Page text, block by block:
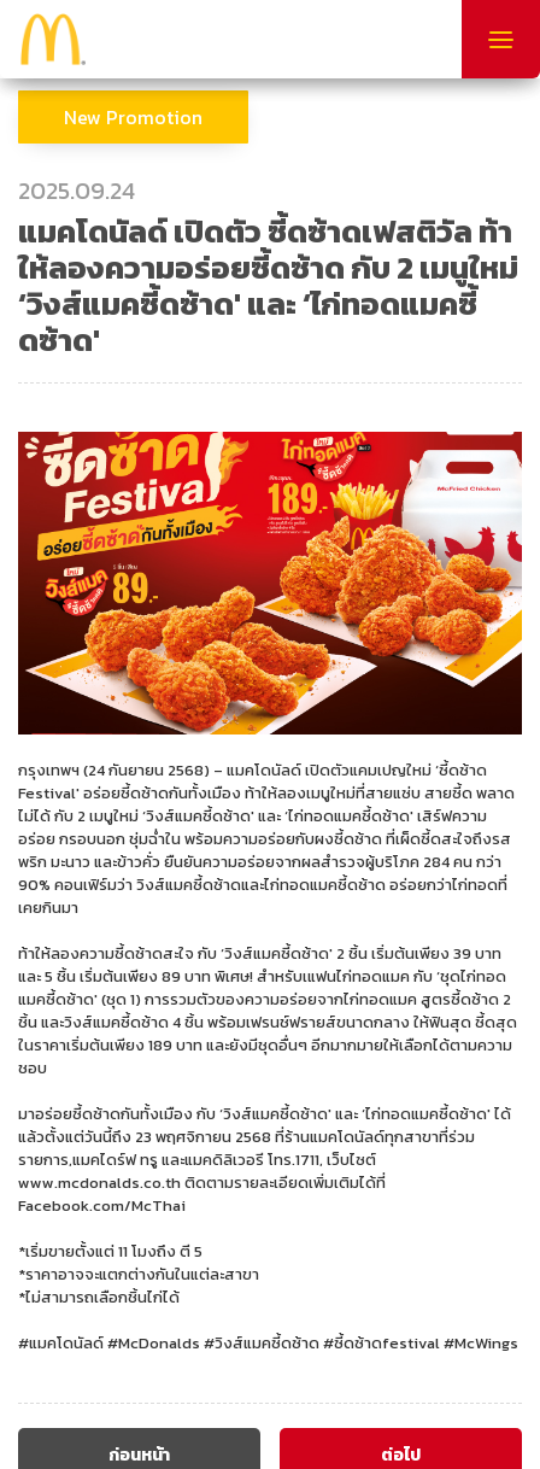
New Promotion
2025.09.24
แมคโดนัลด์ เปิดตัว ซี้ดซ้าดเฟสติวัล ท้า
ให้ลองความอร่อยซี้ดซ้าด กับ 2 เมนูใหม่
‘วิงส์แมคซี้ดซ้าด' และ ‘ไก่ทอดแมคซี้
ดซ้าด'
กรุงเทพฯ (24 กันยายน 2568) – แมคโดนัลด์ เปิดตัวแคมเปญใหม่ ‘ซี้ดซ้าด
Festival' อร่อยซี้ดซ้าดกันทั้งเมือง ท้าให้ลองเมนูใหม่ที่สายแซ่บ สายซี้ด พลาด
ไม่ได้ กับ 2 เมนูใหม่ ‘วิงส์แมคซี้ดซ้าด' และ ‘ไก่ทอดแมคซี้ดซ้าด' เสิร์ฟความ
อร่อย กรอบนอก ชุ่มฉ่ำใน พร้อมความอร่อยกับผงซี้ดซ้าด ที่เผ็ดซี้ดสะใจถึงรส
พริก มะนาว และข้าวคั่ว ยืนยันความอร่อยจากผลสำรวจผู้บริโภค 284 คน กว่า
90% คอนเฟิร์มว่า วิงส์แมคซี้ดซ้าดและไก่ทอดแมคซี้ดซ้าด อร่อยกว่าไก่ทอดที่
เคยกินมา
ท้าให้ลองความซี้ดซ้าดสะใจ กับ ‘วิงส์แมคซี้ดซ้าด' 2 ชิ้น เริ่มต้นเพียง 39 บาท
และ 5 ชิ้น เริ่มต้นเพียง 89 บาท พิเศษ! สำหรับเแฟนไก่ทอดแมค กับ ‘ชุดไก่ทอด
แมคซี้ดซ้าด' (ชุด 1) การรวมตัวของความอร่อยจากไก่ทอดแมค สูตรซี้ดซ้าด 2
ชิ้น และวิงส์แมคซี้ดซ้าด 4 ชิ้น พร้อมเฟรนช์ฟรายส์ขนาดกลาง ให้ฟินสุด ซี้ดสุด
ในราคาเริ่มต้นเพียง 189 บาท และยังมีชุดอื่นๆ อีกมากมายให้เลือกได้ตามความ
ชอบ
มาอร่อยซี้ดซ้าดกันทั้งเมือง กับ ‘วิงส์แมคซี้ดซ้าด' และ ‘ไก่ทอดแมคซี้ดซ้าด' ได้
แล้วตั้งแต่วันนี้ถึง 23 พฤศจิกายน 2568 ที่ร้านแมคโดนัลด์ทุกสาขาที่ร่วม
รายการ,แมคไดร์ฟ ทรู และแมคดิลิเวอรี โทร.1711, เว็บไซต์
www.mcdonalds.co.th ติดตามรายละเอียดเพิ่มเติมได้ที่
Facebook.com/McThai
*เริ่มขายตั้งแต่ 11 โมงถึง ตี 5
*ราคาอาจจะแตกต่างกันในแต่ละสาขา
*ไม่สามารถเลือกชิ้นไก่ได้
#แมคโดนัลด์ #McDonalds #วิงส์แมคซี้ดซ้าด #ซี้ดซ้าดfestival #McWings
ก่อนหน้า ต่อไป